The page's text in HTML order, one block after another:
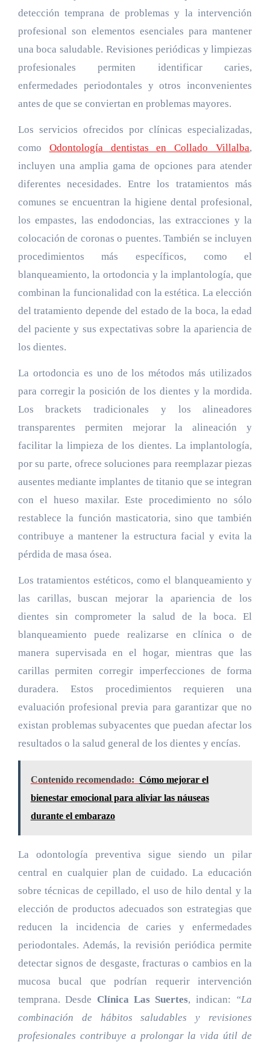
detección temprana de problemas y la intervención
profesional son elementos esenciales para mantener
una boca saludable. Revisiones periódicas y limpiezas
profesionales permiten identificar caries,
enfermedades periodontales y otros inconvenientes
antes de que se conviertan en problemas mayores.
Los servicios ofrecidos por clínicas especializadas,
como Odontología dentistas en Collado Villalba,
incluyen una amplia gama de opciones para atender
diferentes necesidades. Entre los tratamientos más
comunes se encuentran la higiene dental profesional,
los empastes, las endodoncias, las extracciones y la
colocación de coronas o puentes. También se incluyen
procedimientos más específicos, como el
blanqueamiento, la ortodoncia y la implantología, que
combinan la funcionalidad con la estética. La elección
del tratamiento depende del estado de la boca, la edad
del paciente y sus expectativas sobre la apariencia de
los dientes.
La ortodoncia es uno de los métodos más utilizados
para corregir la posición de los dientes y la mordida.
Los brackets tradicionales y los alineadores
transparentes permiten mejorar la alineación y
facilitar la limpieza de los dientes. La implantología,
por su parte, ofrece soluciones para reemplazar piezas
ausentes mediante implantes de titanio que se integran
con el hueso maxilar. Este procedimiento no sólo
restablece la función masticatoria, sino que también
contribuye a mantener la estructura facial y evita la
pérdida de masa ósea.
Los tratamientos estéticos, como el blanqueamiento y
las carillas, buscan mejorar la apariencia de los
dientes sin comprometer la salud de la boca. El
blanqueamiento puede realizarse en clínica o de
manera supervisada en el hogar, mientras que las
carillas permiten corregir imperfecciones de forma
duradera. Estos procedimientos requieren una
evaluación profesional previa para garantizar que no
existan problemas subyacentes que puedan afectar los
resultados o la salud general de los dientes y encías.
Contenido recomendado: Cómo mejorar el
bienestar emocional para aliviar las náuseas
durante el embarazo
La odontología preventiva sigue siendo un pilar
central en cualquier plan de cuidado. La educación
sobre técnicas de cepillado, el uso de hilo dental y la
elección de productos adecuados son estrategias que
reducen la incidencia de caries y enfermedades
periodontales. Además, la revisión periódica permite
detectar signos de desgaste, fracturas o cambios en la
mucosa bucal que podrían requerir intervención
temprana. Desde Clínica Las Suertes, indican: “La
combinación de hábitos saludables y revisiones
profesionales contribuye a prolongar la vida útil de